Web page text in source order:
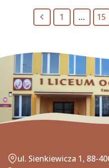
Poprzednia
strona
1 … 15
ul. Sienkiewicza 1, 88-